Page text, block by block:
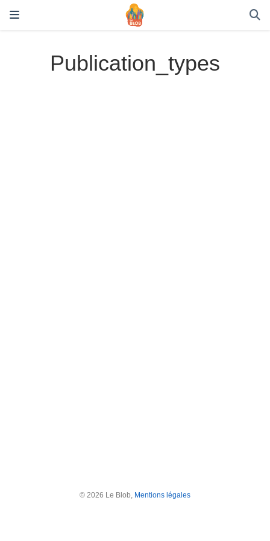
Publication_types
© 2026 Le Blob, Mentions légales